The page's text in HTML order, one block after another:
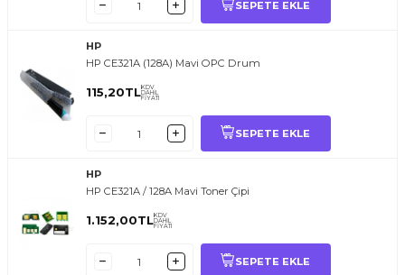
SEPETE EKLE
HP
HP CE321A (128A) Mavi OPC Drum
115,20TLKDV
DAHİL
FİYATI
SEPETE EKLE
HP
HP CE321A / 128A Mavi Toner Çipi
1.152,00TLKDV
DAHİL
FİYATI
SEPETE EKLE